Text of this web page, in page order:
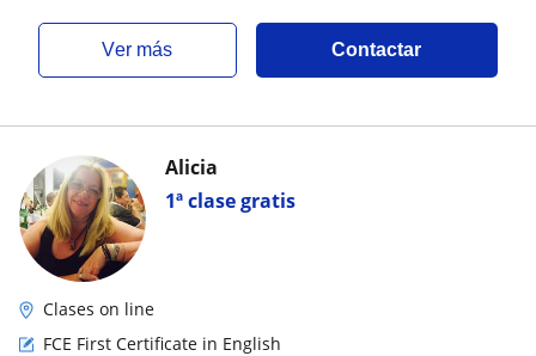
ver más Contactar
1ª clase gratis
Alicia
Clases on line
FCE First Certificate in English